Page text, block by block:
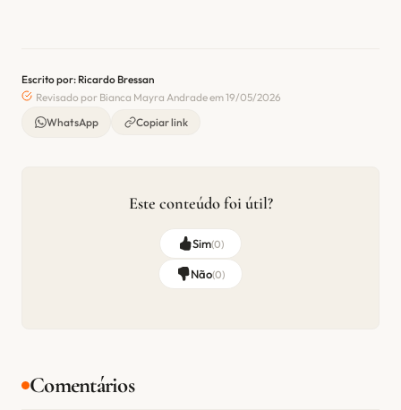
Escrito por: Ricardo Bressan
Revisado por Bianca Mayra Andrade em 19/05/2026
WhatsApp
Copiar link
Este conteúdo foi útil?
Sim(0)
Não(0)
Comentários